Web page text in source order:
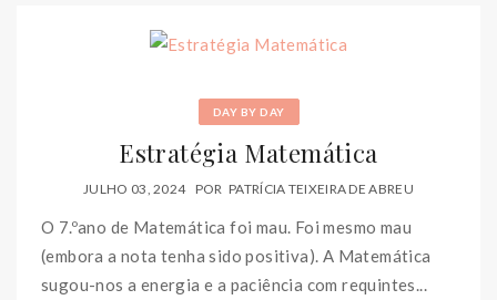
DAY BY DAY
Estratégia Matemática
JULHO 03, 2024 POR PATRÍCIA TEIXEIRA DE ABREU
O 7.ºano de Matemática foi mau. Foi mesmo mau
(embora a nota tenha sido positiva). A Matemática
sugou-nos a energia e a paciência com requintes...